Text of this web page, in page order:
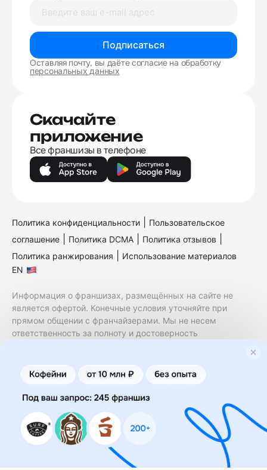
Подписаться
Оставляя почту, вы даёте согласие на обработку
персональных данных
Скачайте
приложение
Все франшизы в телефоне
Политика конфиденциальности
Пользовательское
соглашение
Политика DCMA Политика отзывов
Политика ранжирования
Использование материалов
EN
Информация о франшизах, размещённых на сайте не
является офертой. Конечные условия уточняйте при
прямом общении с франчайзерами. Мы не несем
ответственность за полноту и достоверность
финансовые услуги. Заключение договоров
коммерческой концессии (франчайзинга) осуществляется
правообладателями/их представителями. Бизнесменс.ру
не является посредником или представителем
правообладателя и не несет ответственность за условия
предоставления франшизы и действия лиц,
осуществленные на основании информации, имеющейся
на сайте или полученной через него. За достоверность